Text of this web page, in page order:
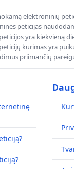
elektroninių
peticijas
yra kiekvieną
kūrimas yra
priimančių